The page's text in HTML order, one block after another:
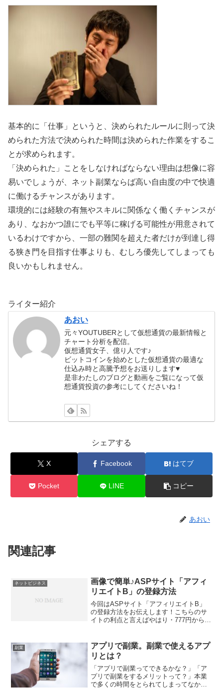
基本的に「仕事」というと、決められたルールに則って決
められた方法で決められた時間は決められた作業をするこ
とが求められます。
「決められた」ことをしなければならない理由は想像に容
易いでしょうが、ネット副業ならば高い自由度の中で快適
に働けるチャンスがあります。
環境的には経験の有無やスキルに関係なく働くチャンスが
あり、なおかつ誰にでも平等に稼げる可能性が用意されて
いるわけですから、一部の難関を超えた者だけが到達し得
る狭き門を目指す仕事よりも、むしろ優先してしまっても
良いかもしれません。
ライター紹介
あおい
元々YOUTUBERとして仮想通貨の最新情報と
チャート分析を配信。
仮想通貨女子、億り人です♪
ビットコインを始めとした仮想通貨の最適な
仕込み時と高騰予想をお送りします♥
是非わたしのブログと動画をご覧になって仮
想通貨投資の参考にしてくださいね！
シェアする
X Facebook はてブ
Pocket LINE コピー
あおい
関連記事
ネットビジネス
画像で簡単♪ASPサイト「アフィ
リエイトB」の登録方法
今回はASPサイト「アフィリエイトB」
の登録方法をお伝えします！こちらのサ
イトの利点と言えばやはり・777円から換
更に健康系、美容系を中心に信頼性の高
い案件が非常に多...
副業
アプリで副業。副業で使えるアプ
リとは？
「アプリで副業ってできるかな？」「ア
プリで副業をするメリットって？」本業
で多くの時間をとられてしまってなかな